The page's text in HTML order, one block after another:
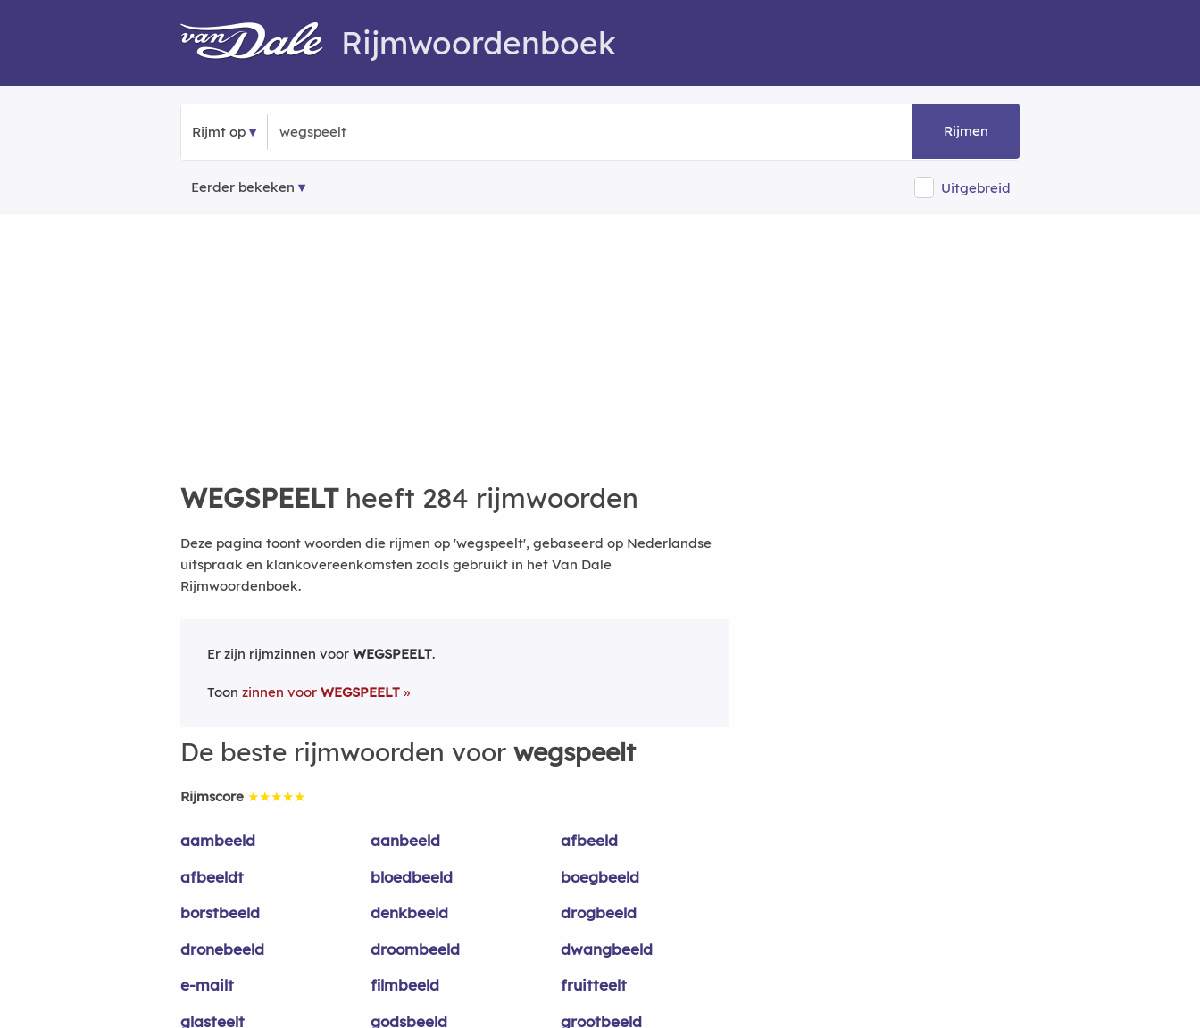
Rijmwoordenboek
Rijmt op Rijmen
Eerder bekeken Uitgebreid
WEGSPEELTheeft 284 rijmwoorden
Deze pagina toont woorden die rijmen op 'wegspeelt', gebaseerd op Nederlandse
uitspraak en klankovereenkomsten zoals gebruikt in het Van Dale
Rijmwoordenboek.
Er zijn rijmzinnen voor WEGSPEELT.
Toon zinnen voor WEGSPEELT
De beste rijmwoorden voor wegspeelt
Rijmscore ★★★★★
aambeeld aanbeeld
afbeeld
afbeeldt
bloedbeeld
boegbeeld
borstbeeld
denkbeeld
drogbeeld
dronebeeld
droombeeld
dwangbeeld
e-mailt
filmbeeld
fruitteelt
glasteelt
godsbeeld
grootbeeld